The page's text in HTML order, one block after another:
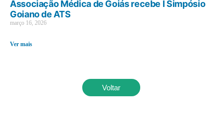
Associação Médica de Goiás recebe I Simpósio
Goiano de ATS
março 16, 2026
Ver mais
Voltar